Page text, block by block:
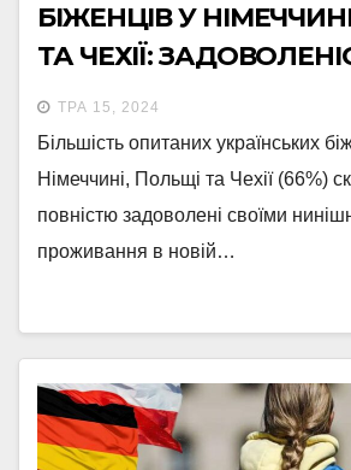
БІЖЕНЦІВ У
ТА ЧЕХІЇ:
ЖИТТЯМ
ПОВЕРНЕННЯ В
ІНТЕРЕС ДО СИТУАЦІЇ В
ТРА 15, 2024
Більшість опитаних українських
Німеччині, Польщі та Чехії (66%)
повністю задоволені своїми
проживання в новій…